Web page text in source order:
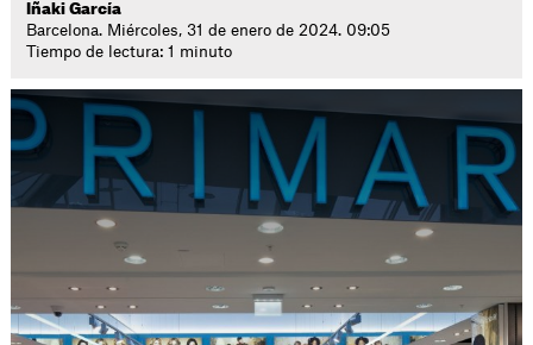
Iñaki García
Barcelona. Miércoles, 31 de enero de 2024. 09:05
Tiempo de lectura: 1 minuto